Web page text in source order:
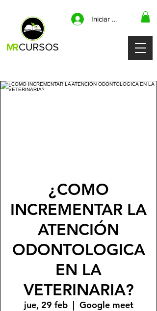
Iniciar sesión
¿COMO
INCREMENTAR LA
ATENCIÓN
ODONTOLOGICA
EN LA
VETERINARIA?
jue, 29 feb
  |
Google meet